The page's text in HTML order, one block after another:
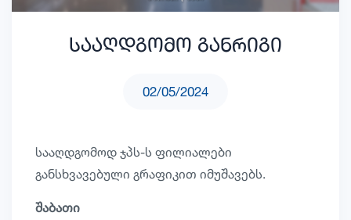
სააღდგომო განრიგი
02/05/2024
სააღდგომოდ ჯპს-ს ფილიალები
განსხვავებული გრაფიკით იმუშავებს.
შაბათი